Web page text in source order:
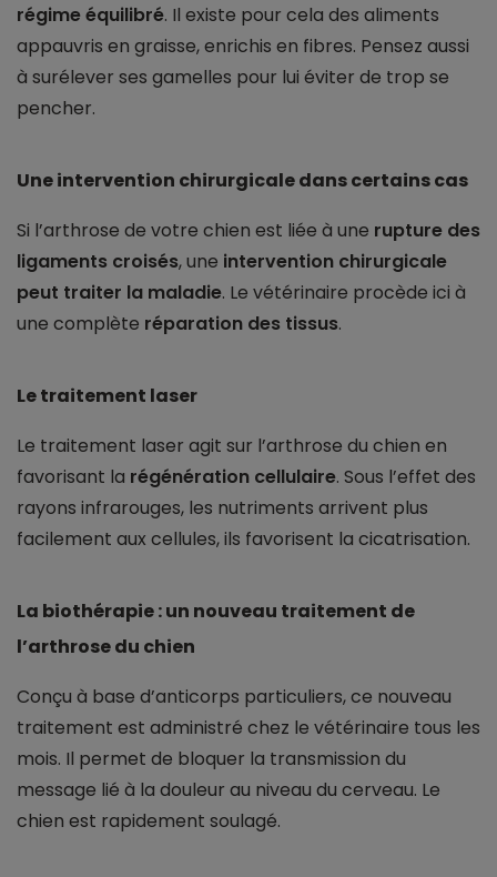
régime équilibré. Il existe pour cela des aliments
appauvris en graisse, enrichis en fibres. Pensez aussi
à surélever ses gamelles pour lui éviter de trop se
pencher.
Une intervention chirurgicale dans certains cas
Si l’arthrose de votre chien est liée à une rupture des
ligaments croisés, une intervention chirurgicale
peut traiter la maladie. Le vétérinaire procède ici à
une complète réparation des tissus.
Le traitement laser
Le traitement laser agit sur l’arthrose du chien en
favorisant la régénération cellulaire. Sous l’effet des
rayons infrarouges, les nutriments arrivent plus
facilement aux cellules, ils favorisent la cicatrisation.
La biothérapie : un nouveau traitement de
l’arthrose du chien
Conçu à base d’anticorps particuliers, ce nouveau
traitement est administré chez le vétérinaire tous les
mois. Il permet de bloquer la transmission du
message lié à la douleur au niveau du cerveau. Le
chien est rapidement soulagé.